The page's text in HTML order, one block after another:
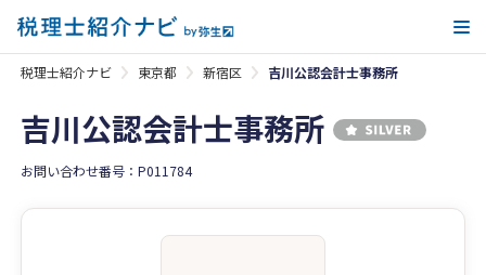
税理士紹介ナビ 東京都 新宿区 吉川公認会計士事務所
吉川公認会計士事務所
お問い合わせ番号：P011784